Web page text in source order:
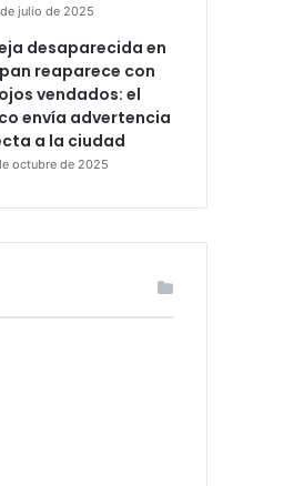
julio de 2025
desaparecida en
reaparece con
vendados: el
envía advertencia
a la ciudad
octubre de 2025